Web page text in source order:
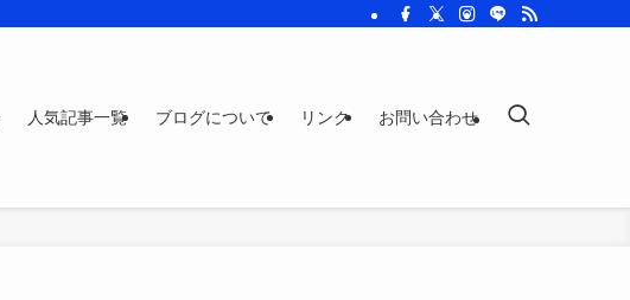
人気記事一覧 ブログについて リンク お問い合わせ